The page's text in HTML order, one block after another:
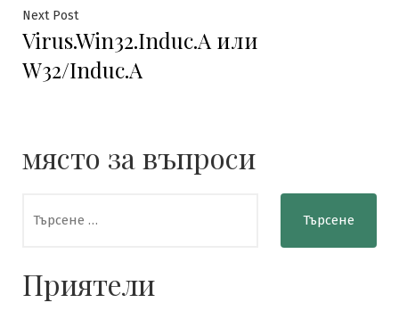
Next PostNext
post:
Virus.Win32.Induc.A или
W32/Induc.A
място за въпроси
за:
Приятели